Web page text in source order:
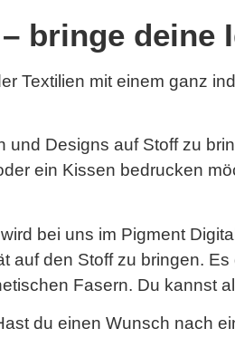
bringe deine
Textilien mit einem ganz
Designs auf Stoff zu
ein Kissen bedrucken
bei uns im Pigment
auf den Stoff zu bringen.
Fasern. Du kannst
du einen Wunsch nach